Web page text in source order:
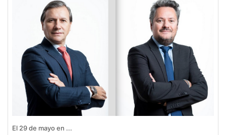
El 29 de mayo en ...